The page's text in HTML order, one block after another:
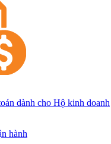
dành cho Hộ kinh doanh
hành